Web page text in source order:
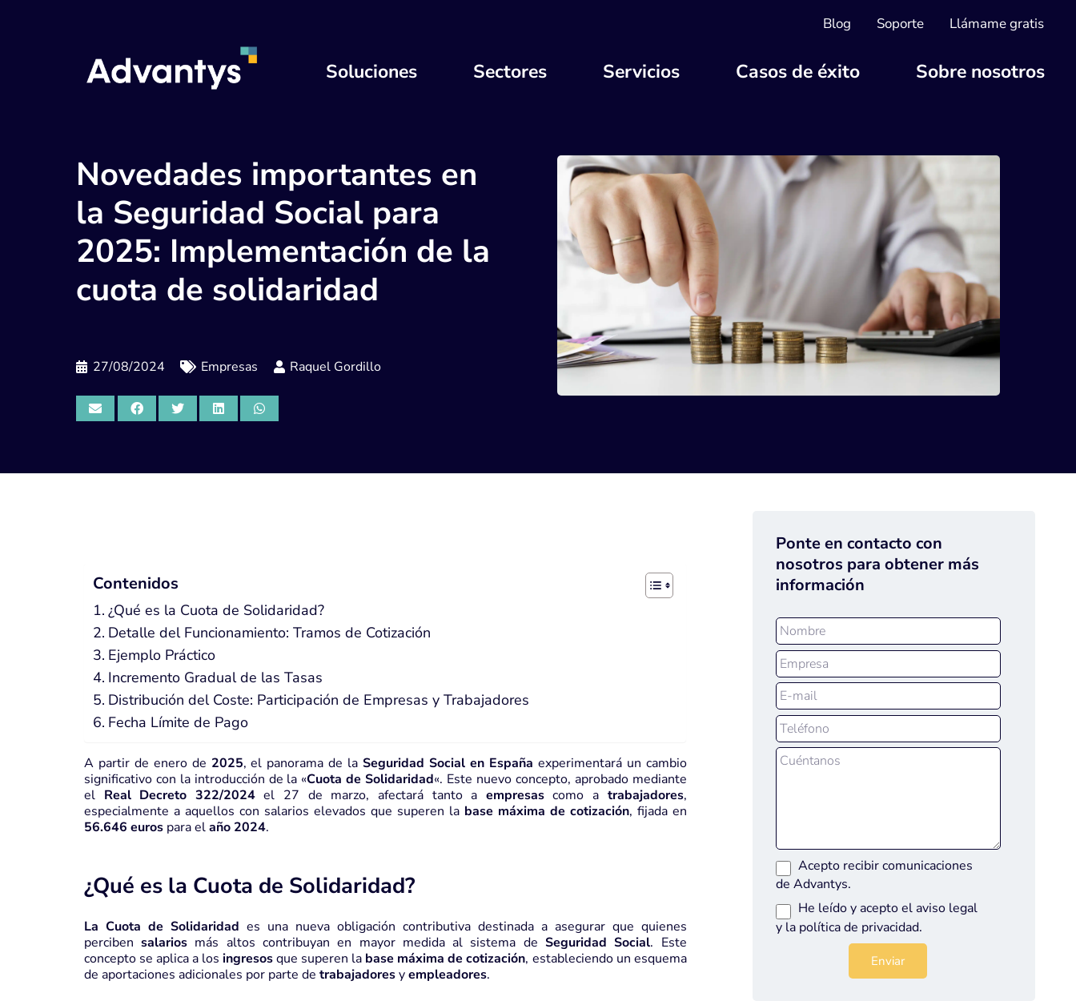
Blog Soporte Llámame gratis
Soluciones Sectores Servicios Casos de éxito Sobre nosotros
Novedades importantes en
la Seguridad Social para
2025: Implementación de la
cuota de solidaridad
27/08/2024 Empresas Raquel Gordillo
Contenidos
¿Qué es la Cuota de Solidaridad?
Detalle del Funcionamiento: Tramos de Cotización
Ejemplo Práctico
Incremento Gradual de las Tasas
Distribución del Coste: Participación de Empresas y Trabajadores
Fecha Límite de Pago
A partir de enero de 2025, el panorama de laSeguridad Social en España experimentará un cambio
significativo con la introducción de la «Cuota de Solidaridad«. Este nuevo concepto, aprobado mediante
el Real Decreto 322/2024el 27 de marzo, afectará tanto a empresascomo a trabajadores,
especialmente a aquellos con salarios elevados que superen la base máxima de cotización, fijada en
56.646 eurospara elaño 2024.
¿Qué es la Cuota de Solidaridad?
La Cuota de Solidaridad es una nueva obligación contributiva destinada a asegurar que quienes
percibensalarios más altos contribuyan en mayor medida al sistema deSeguridad Social. Este
concepto se aplica a losingresosque superen la base máxima de cotización, estableciendo un esquema
de aportaciones adicionales por parte de trabajadoresyempleadores.
Ponte en contacto con
nosotros para obtener más
información
Acepto recibir comunicaciones
de Advantys.
He leído y acepto el aviso legal
y la política de privacidad.